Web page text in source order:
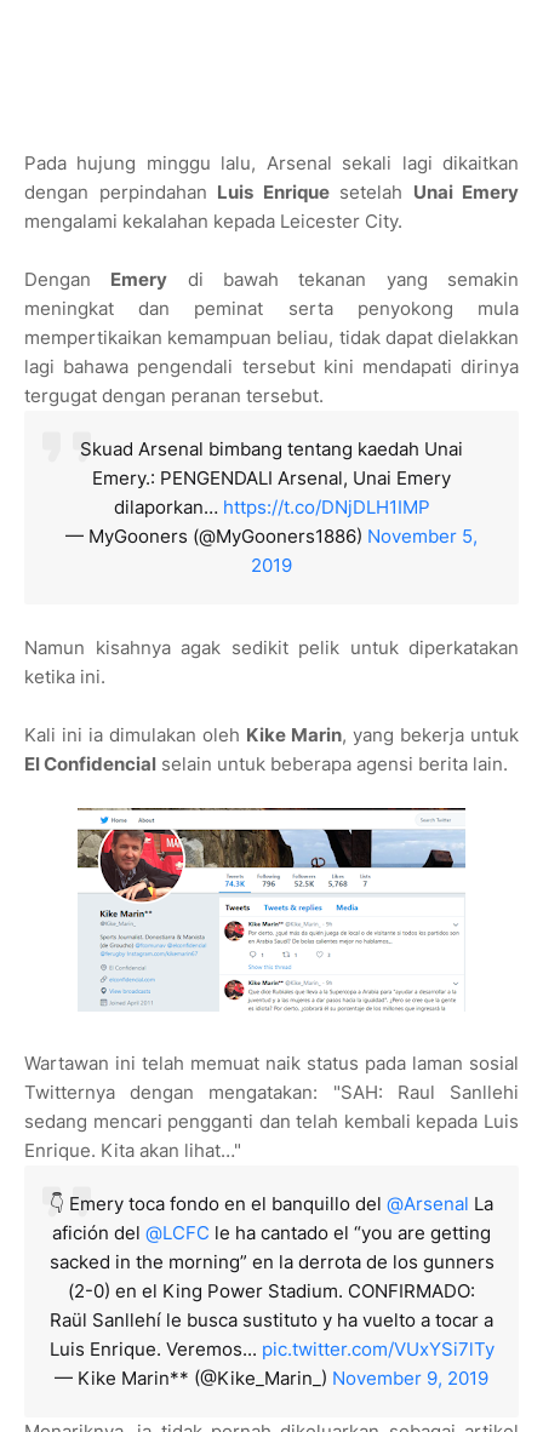
Pada hujung minggu lalu, Arsenal sekali lagi dikaitkan
dengan perpindahan Luis Enriquesetelah Unai Emery
mengalami kekalahan kepada Leicester City.
Dengan Emery di bawah tekanan yang semakin
meningkat dan peminat serta penyokong mula
mempertikaikan kemampuan beliau, tidak dapat dielakkan
lagi bahawa pengendali tersebut kini mendapati dirinya
tergugat dengan peranan tersebut.
Skuad Arsenal bimbang tentang kaedah Unai
Emery.: PENGENDALI Arsenal, Unai Emery
dilaporkan… https://t.co/DNjDLH1IMP
— MyGooners (@MyGooners1886) November 5,
2019
Namun kisahnya agak sedikit pelik untuk diperkatakan
ketika ini.
Kali ini ia dimulakan oleh Kike Marin, yang bekerja untuk
El Confidencial selain untuk beberapa agensi berita lain.
Wartawan ini telah memuat naik status pada laman sosial
Twitternya dengan mengatakan: "SAH: Raul Sanllehi
sedang mencari pengganti dan telah kembali kepada Luis
Enrique. Kita akan lihat…"
👇 Emery toca fondo en el banquillo del @Arsenal La
afición del @LCFC le ha cantado el “you are getting
sacked in the morning” en la derrota de los gunners
(2-0) en el King Power Stadium. CONFIRMADO:
Raül Sanllehí le busca sustituto y ha vuelto a tocar a
Luis Enrique. Veremos... pic.twitter.com/VUxYSi7lTy
— Kike Marin** (@Kike_Marin_) November 9, 2019